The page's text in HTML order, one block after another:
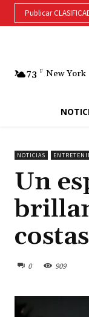
Publicar
73 F New York
NOTICIAS
Un
0 909